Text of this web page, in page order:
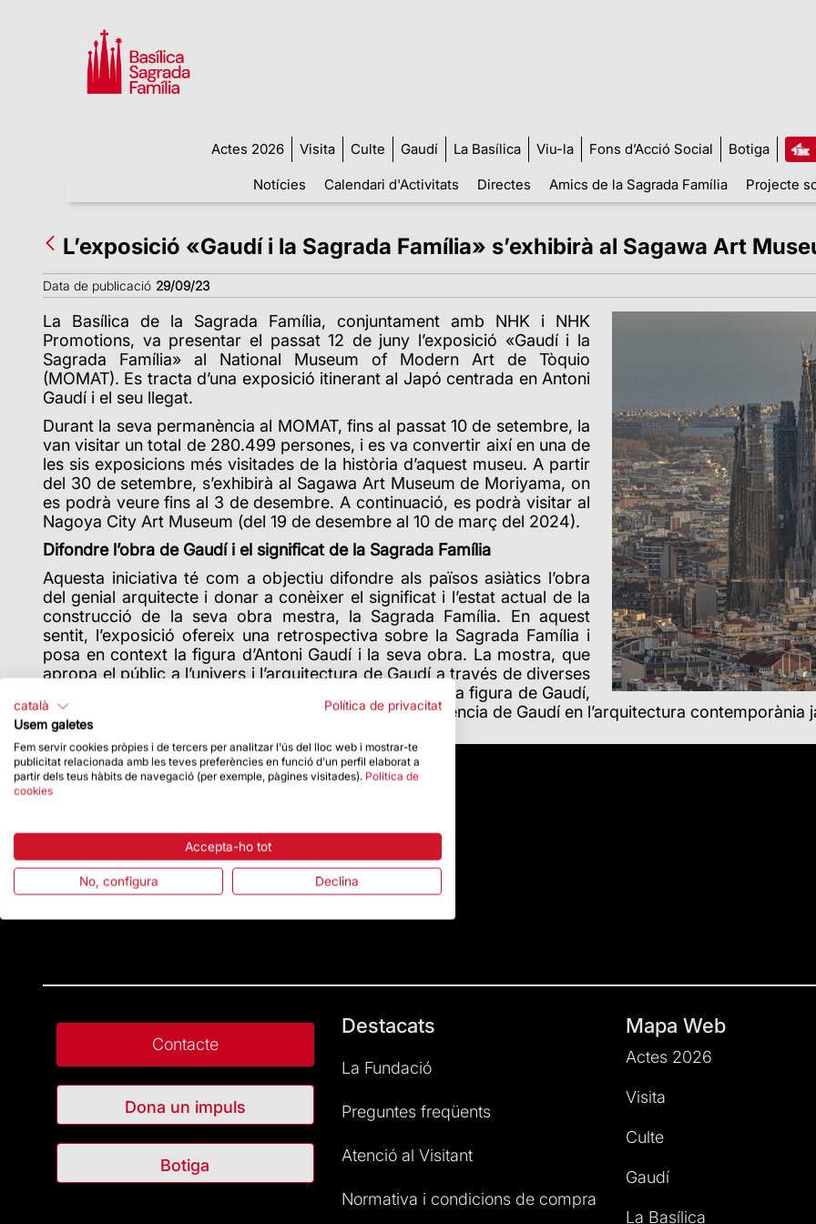
Actes 2026 Visita Culte Gaudí La Basílica Viu-la Fons d’Acció Social Botiga
Notícies
Calendari d'Activitats Directes Amics de la Sagrada Família Projecte
L’exposició «Gaudí i la Sagrada Família» s’exhibirà al Sagawa Art
Data de publicació 29/09/23
La Basílica de la Sagrada Família, conjuntament amb NHK i NHK
Promotions, va presentar el passat 12 de juny l’exposició «Gaudí i la
Sagrada Família» al National Museum of Modern Art de Tòquio
(MOMAT). Es tracta d’una exposició itinerant al Japó centrada en Antoni
Gaudí i el seu llegat.
Durant la seva permanència al MOMAT, fins al passat 10 de setembre, la
van visitar un total de 280.499 persones, i es va convertir així en una de
les sis exposicions més visitades de la història d’aquest museu. A partir
del 30 de setembre, s’exhibirà al Sagawa Art Museum de Moriyama, on
es podrà veure fins al 3 de desembre. A continuació, es podrà visitar al
Nagoya City Art Museum (del 19 de desembre al 10 de març del 2024).
Difondre l’obra de Gaudí i el significat de la Sagrada Família
Aquesta iniciativa té com a objectiu difondre als països asiàtics l’obra
del genial arquitecte i donar a conèixer el significat i l’estat actual de la
construcció de la seva obra mestra, la Sagrada Família. En aquest
sentit, l’exposició ofereix una retrospectiva sobre la Sagrada Família i
posa en context la figura d’Antoni Gaudí i la seva obra. La mostra, que
apropa el públic a l’univers i l’arquitectura de Gaudí a través de diverses
obres i audiovisuals, es reparteix en quatre seccions: la figura de Gaudí,
l’originalitat de l’arquitecte, la Sagrada Família i la influència de Gaudí en l’arquitectura contemporània
Contacte
Dona un impuls
Botiga
Destacats
La Fundació
Preguntes freqüents
Atenció al Visitant
Normativa i condicions de compra
Mapa Web
Actes 2026
Visita
Culte
Gaudí
La Basílica
català
Política de privacitat
Usem galetes
Fem servir cookies pròpies i de tercers per analitzar l'ús del lloc web i mostrar-te
publicitat relacionada amb les teves preferències en funció d'un perfil elaborat a
partir dels teus hàbits de navegació (per exemple, pàgines visitades). Política de
cookies
Accepta-ho tot
No, configura Declina